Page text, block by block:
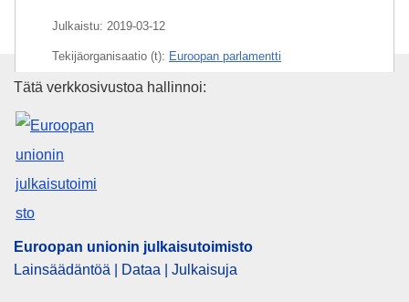
Julkaistu: 2019-03-12
Tekijäorganisaatio (t): Euroopan parlamentti
Aihe:Euroopan parlamentti ,
CELEX : C2020/420/02
OJ : JOC_2020_420_R_0002
Euroopan unionin
Tätä verkkosivustoa hallinnoi:
Euroopan unionin julkaisutoimisto
Lainsäädäntöä | Dataa | Julkaisuja